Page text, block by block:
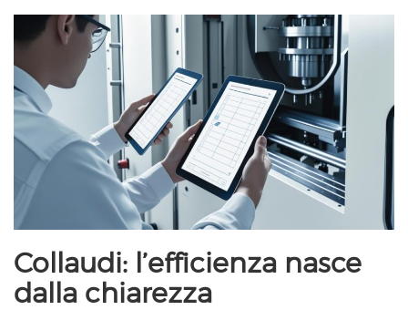
Collaudi: l’efficienza nasce
dalla chiarezza